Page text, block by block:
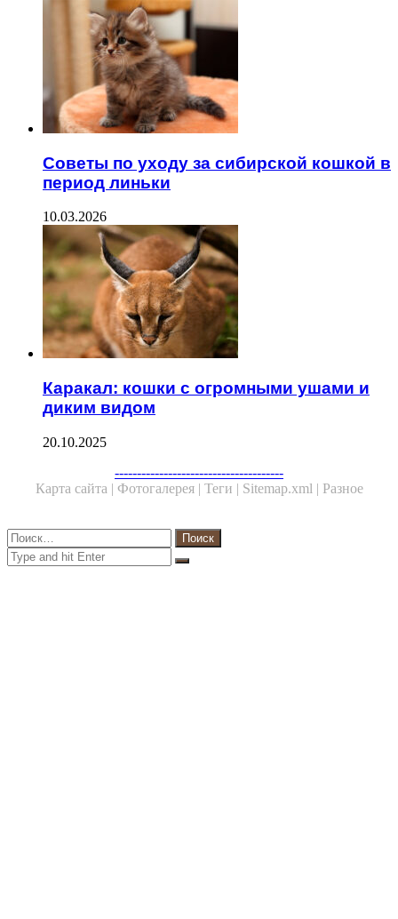
Советы по уходу за сибирской кошкой в
период линьки
10.03.2026
Каракал: кошки с огромными ушами и
диким видом
20.10.2025
--------------------------------------
Карта сайта | Фотогалерея | Теги | Sitemap.xml | Разное
Close
Найти:
Close
Search